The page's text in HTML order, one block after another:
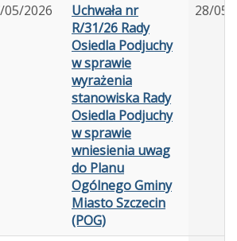
05/2026
Uchwała nr
R/31/26 Rady
Osiedla Podjuchy
w sprawie
wyrażenia
stanowiska Rady
Osiedla Podjuchy
w sprawie
wniesienia uwag
do Planu
Ogólnego Gminy
Miasto Szczecin
(POG)
28/05/